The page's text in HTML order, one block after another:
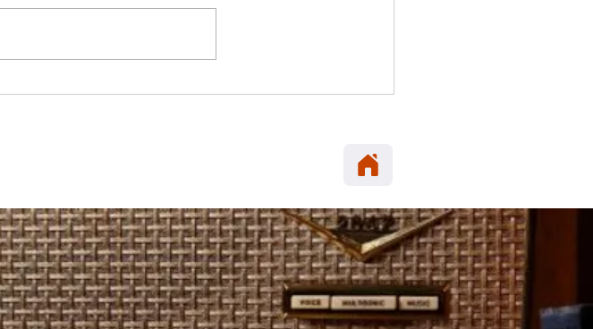
la
TOCOPILLA: SAG hace un llamado